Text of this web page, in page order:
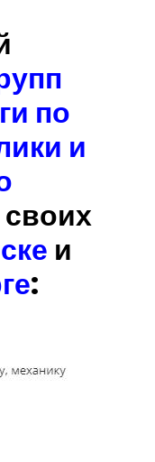
по
и
своих
и
: